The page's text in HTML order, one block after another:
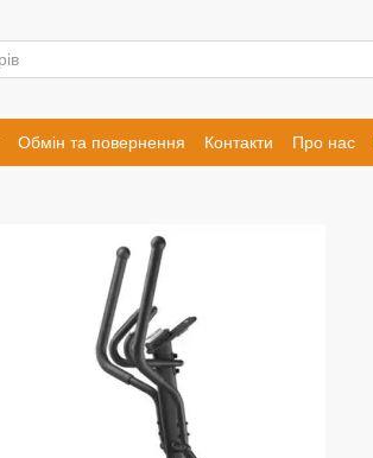
Обмін та повернення Контакти Про нас